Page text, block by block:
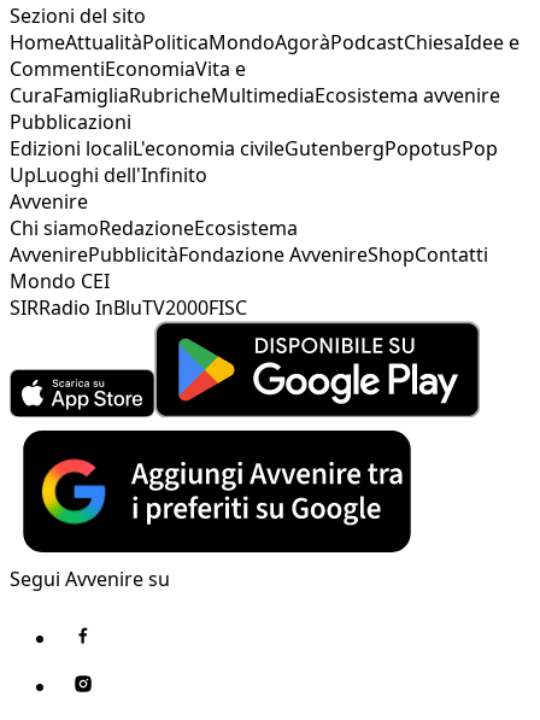
Sezioni del sito
HomeAttualitàPoliticaMondoAgoràPodcastChiesaIdee e
CommentiEconomiaVita e
CuraFamigliaRubricheMultimediaEcosistema avvenire
Pubblicazioni
Edizioni localiL'economia civileGutenbergPopotusPop
UpLuoghi dell'Infinito
Avvenire
Chi siamoRedazioneEcosistema
AvvenirePubblicitàFondazione AvvenireShopContatti
Mondo CEI
SIRRadio InBluTV2000FISC
Segui Avvenire su